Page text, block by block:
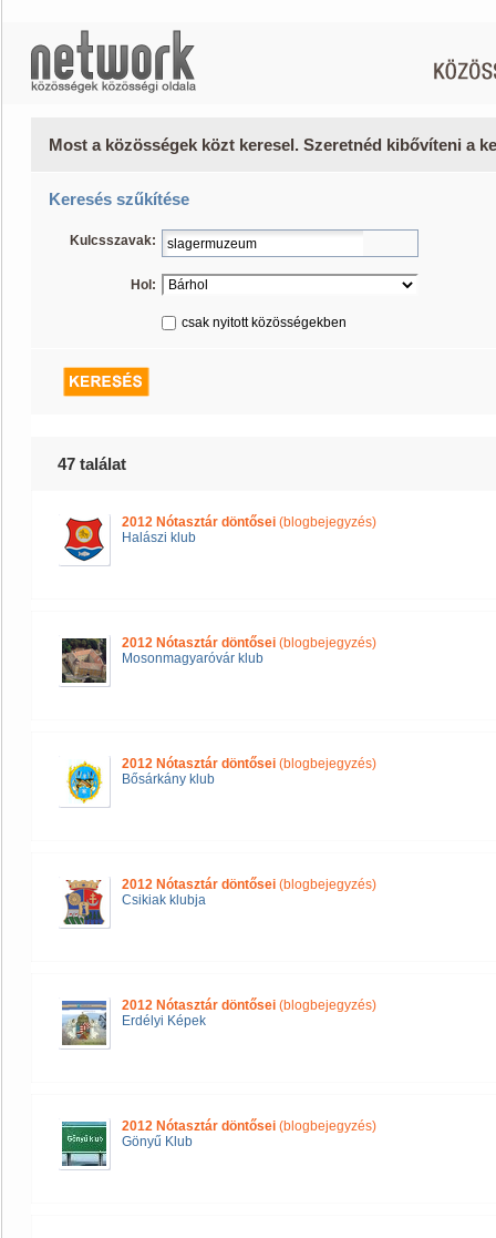
Most a közösségek közt keresel. Szeretnéd kibővíteni a
Keresés szűkítése
Kulcsszavak:
Hol:
csak nyitott közösségekben
47 találat
2012 Nótasztár döntősei (blogbejegyzés)
Halászi klub
2012 Nótasztár döntősei (blogbejegyzés)
Mosonmagyaróvár klub
2012 Nótasztár döntősei (blogbejegyzés)
Bősárkány klub
2012 Nótasztár döntősei (blogbejegyzés)
Csikiak klubja
2012 Nótasztár döntősei (blogbejegyzés)
Erdélyi Képek
2012 Nótasztár döntősei (blogbejegyzés)
Gönyű Klub